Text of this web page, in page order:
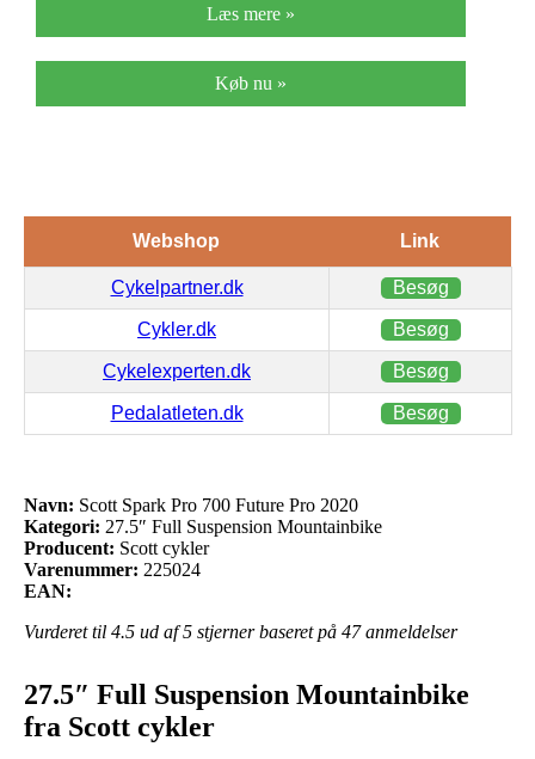
Læs mere »
Køb nu »
Webshop Link
Cykelpartner.dk Besøg
Cykler.dk Besøg
Cykelexperten.dk Besøg
Pedalatleten.dk Besøg
Navn: Scott Spark Pro 700 Future Pro 2020
Kategori: 27.5″ Full Suspension Mountainbike
Producent: Scott cykler
Varenummer: 225024
EAN:
Vurderet til 4.5 ud af 5 stjerner baseret på 47anmeldelser
27.5″ Full Suspension Mountainbike
fra Scott cykler